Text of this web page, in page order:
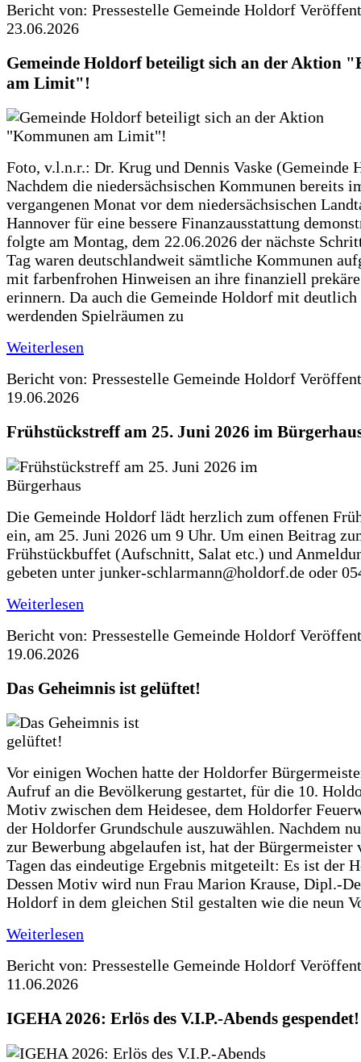
Bericht von: Pressestelle Gemeinde Holdorf
23.06.2026
Gemeinde Holdorf beteiligt sich an der Aktion
am Limit"!
Foto, v.l.n.r.: Dr. Krug und Dennis Vaske (Gemeinde
Nachdem die niedersächsischen Kommunen bereits
vergangenen Monat vor dem niedersächsischen
Hannover für eine bessere Finanzausstattung
folgte am Montag, dem 22.06.2026 der nächste
Tag waren deutschlandweit sämtliche Kommunen
mit farbenfrohen Hinweisen an ihre finanziell
erinnern. Da auch die Gemeinde Holdorf mit deutlich
werdenden Spielräumen zu
Weiterlesen
Bericht von: Pressestelle Gemeinde Holdorf
19.06.2026
Frühstückstreff am 25. Juni 2026 im
Die Gemeinde Holdorf lädt herzlich zum offenen
ein, am 25. Juni 2026 um 9 Uhr. Um einen Beitrag
Frühstückbuffet (Aufschnitt, Salat etc.) und
gebeten unter junker-schlarmann@holdorf.de oder
Weiterlesen
Bericht von: Pressestelle Gemeinde Holdorf
19.06.2026
Das Geheimnis ist gelüftet!
Vor einigen Wochen hatte der Holdorfer
Aufruf an die Bevölkerung gestartet, für die 10.
Motiv zwischen dem Heidesee, dem Holdorfer
der Holdorfer Grundschule auszuwählen. Nachdem
zur Bewerbung abgelaufen ist, hat der Bürgermeister
Tagen das eindeutige Ergebnis mitgeteilt: Es ist der
Dessen Motiv wird nun Frau Marion Krause, Dipl.-
Holdorf in dem gleichen Stil gestalten wie die neun
Weiterlesen
Bericht von: Pressestelle Gemeinde Holdorf
11.06.2026
IGEHA 2026: Erlös des V.I.P.-Abends gespendet!